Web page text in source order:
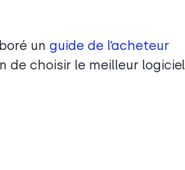
un guide de l’acheteur
de choisir le meilleur logiciel